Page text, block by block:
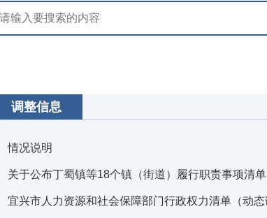
调整信息
情况说明
关于公布丁蜀镇等18个镇（街道）履行职责事项清
宜兴市人力资源和社会保障部门行政权力清单（动态